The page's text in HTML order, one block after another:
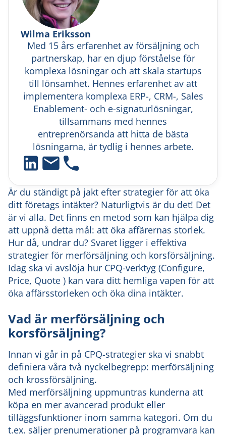
Wilma Eriksson
Med 15 års erfarenhet av försäljning och
partnerskap, har en djup förståelse för
komplexa lösningar och att skala startups
till lönsamhet. Hennes erfarenhet av att
implementera komplexa ERP-, CRM-, Sales
Enablement- och e-signaturlösningar,
tillsammans med hennes
entreprenörsanda att hitta de bästa
lösningarna, är tydlig i hennes arbete.
Är du ständigt på jakt efter strategier för att öka
ditt företags intäkter? Naturligtvis är du det! Det
är vi alla. Det finns en metod som kan hjälpa dig
att uppnå detta mål: att öka affärernas storlek.
Hur då, undrar du? Svaret ligger i effektiva
strategier för merförsäljning och korsförsäljning.
Idag ska vi avslöja hur CPQ-verktyg (Configure,
Price, Quote ) kan vara ditt hemliga vapen för att
öka affärsstorleken och öka dina intäkter.
Vad är merförsäljning och
korsförsäljning?
Innan vi går in på CPQ-strategier ska vi snabbt
definiera våra två nyckelbegrepp: merförsäljning
och krossförsäljning.
Med merförsäljning uppmuntras kunderna att
köpa en mer avancerad produkt eller
tilläggsfunktioner inom samma kategori. Om du
t.ex. säljer prenumerationer på programvara kan